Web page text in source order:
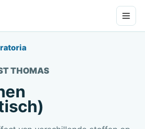
THOMAS